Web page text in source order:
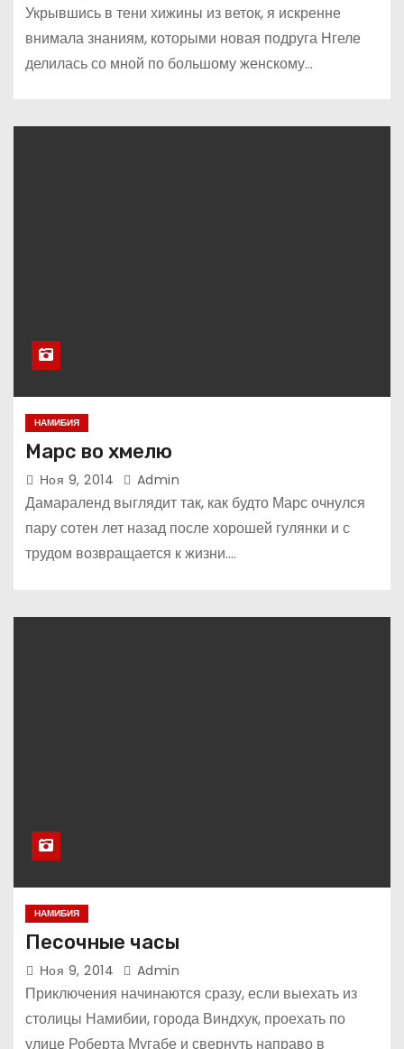
Укрывшись в тени хижины из веток, я искренне
внимала знаниям, которыми новая подруга Нгеле
делилась со мной по большому женскому…
НАМИБИЯ
Марс во хмелю
Ноя 9, 2014 Admin
Дамараленд выглядит так, как будто Марс очнулся
пару сотен лет назад после хорошей гулянки и с
трудом возвращается к жизни.…
НАМИБИЯ
Песочные часы
Ноя 9, 2014 Admin
Приключения начинаются сразу, если выехать из
столицы Намибии, города Виндхук, проехать по
улице Роберта Мугабе и свернуть направо в